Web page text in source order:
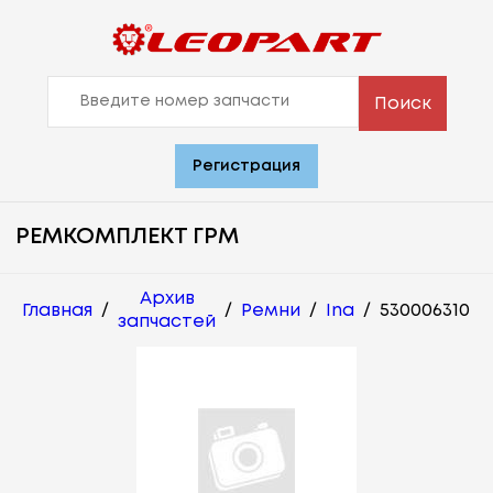
Поиск
Регистрация
РЕМКОМПЛЕКТ ГРМ
Главная /
Архив
запчастей
/ Ремни / Ina / 530006310